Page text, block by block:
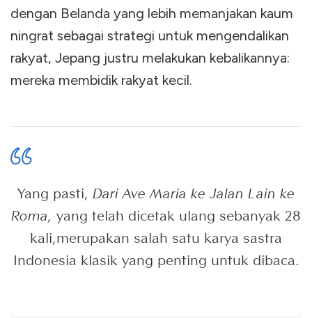
dengan Belanda yang lebih memanjakan kaum
ningrat sebagai strategi untuk mengendalikan
rakyat, Jepang justru melakukan kebalikannya:
mereka membidik rakyat kecil.
Yang pasti, Dari Ave Maria ke Jalan Lain ke
Roma, yang telah dicetak ulang sebanyak 28
kali,merupakan salah satu karya sastra
Indonesia klasik yang penting untuk dibaca.